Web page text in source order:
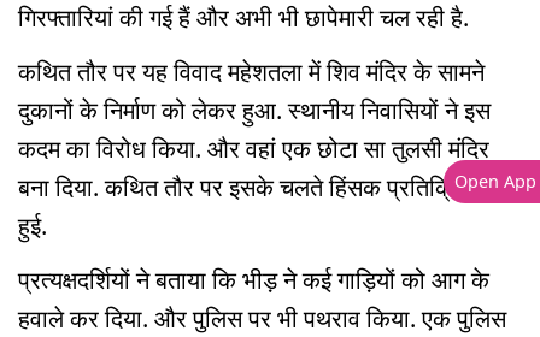
गिरफ्तारियां की गई हैं और अभी भी छापेमारी चल रही है.
कथित तौर पर यह विवाद महेशतला में शिव मंदिर के सामने
दुकानों के निर्माण को लेकर हुआ. स्थानीय निवासियों ने इस
कदम का विरोध किया. और वहां एक छोटा सा तुलसी मंदिर
बना दिया. कथित तौर पर इसके चलते हिंसक प्रतिक्रिया
हुई.
प्रत्यक्षदर्शियों ने बताया कि भीड़ ने कई गाड़ियों को आग के
हवाले कर दिया. और पुलिस पर भी पथराव किया. एक पुलिस
Open App